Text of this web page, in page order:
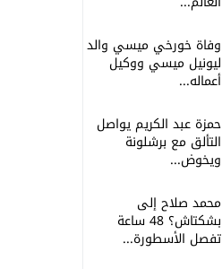
وفاة خورخي ميسي والد
ليونيل ميسي ووكيل
أعماله...
حمزة عبد الكريم يواصل
التألق مع برشلونة
ويخوض...
محمد صلاح إلى
بشكتاش؟ 48 ساعة
تفصل الأسطورة...